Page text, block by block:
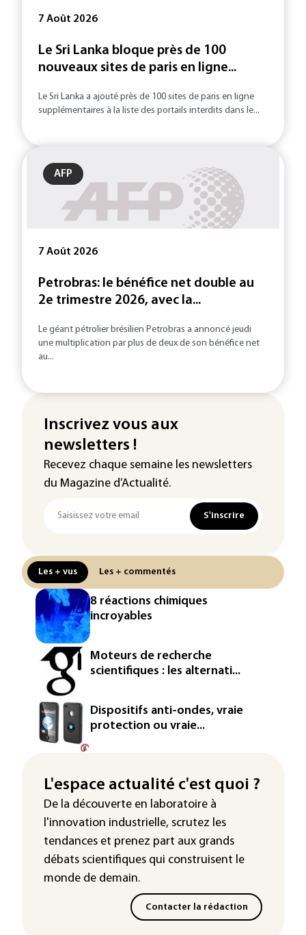
7 Août 2026
Le Sri Lanka bloque près de 100
nouveaux sites de paris en ligne...
Le Sri Lanka a ajouté près de 100 sites de paris en ligne
supplémentaires à la liste des portails interdits dans le...
AFP
7 Août 2026
Petrobras: le bénéfice net double au
2e trimestre 2026, avec la...
Le géant pétrolier brésilien Petrobras a annoncé jeudi
une multiplication par plus de deux de son bénéfice net
au...
Inscrivez vous aux
newsletters !
Recevez chaque semaine les newsletters
du Magazine d’Actualité.
S'inscrire
Les + vus Les + commentés
8 réactions chimiques
incroyables
Moteurs de recherche
scientifiques : les alternati...
Dispositifs anti-ondes, vraie
protection ou vraie...
L'espace actualité c'est quoi ?
De la découverte en laboratoire à
l'innovation industrielle, scrutez les
tendances et prenez part aux grands
débats scientifiques qui construisent le
monde de demain.
Contacter la rédaction